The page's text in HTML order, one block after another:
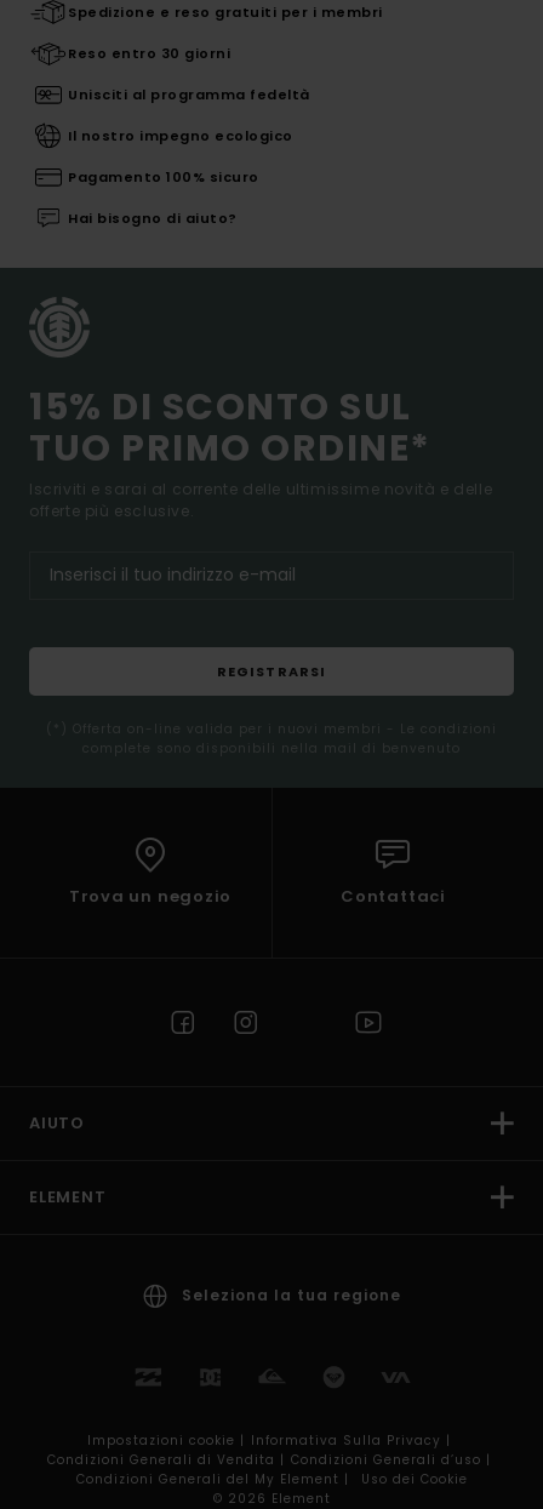
Spedizione e reso gratuiti per i membri
Reso entro 30 giorni
Unisciti al programma fedeltà
Il nostro impegno ecologico
Pagamento 100% sicuro
Hai bisogno di aiuto?
15% DI SCONTO SUL
TUO PRIMO ORDINE*
Iscriviti e sarai al corrente delle ultimissime novità e delle
offerte più esclusive.
REGISTRARSI
(*) Offerta on-line valida per i nuovi membri - Le condizioni
complete sono disponibili nella mail di benvenuto
Trova un negozio Contattaci
AIUTO
ELEMENT
Seleziona la tua regione
Impostazioni cookie | Informativa Sulla Privacy |
Condizioni Generali di Vendita | Condizioni Generali d’uso |
Condizioni Generali del My Element |
Uso dei Cookie
© 2026 Element